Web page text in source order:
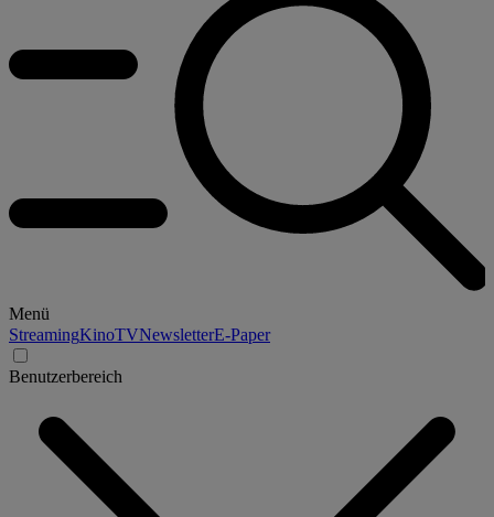
Menü
StreamingKinoTVNewsletterE-Paper
Benutzerbereich